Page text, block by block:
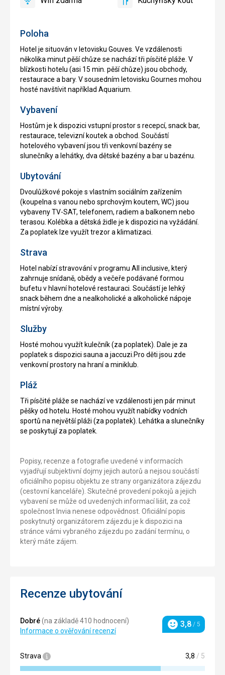
Poloha
Hotel je situován v letovisku Gouves. Ve vzdálenosti
několika minut pěší chůze se nachází tři písčité pláže. V
blízkosti hotelu (asi 15 min. pěší chůze) jsou obchody,
restaurace a bary. V sousedním letovisku Gournes mohou
hosté navštívit například Aquarium.
Vybavení
Hostům je k dispozici vstupní prostor s recepcí, snack bar,
restaurace, televizní koutek a obchod. Součástí
hotelového vybavení jsou tři venkovní bazény se
slunečníky a lehátky, dva dětské bazény a bar u bazénu.
Ubytování
Dvoulůžkové pokoje s vlastním sociálním zařízením
(koupelna s vanou nebo sprchovým koutem, WC) jsou
vybaveny TV-SAT, telefonem, radiem a balkonem nebo
terasou. Kolébka a dětská židle je k dispozici na vyžádání.
Za poplatek lze využít trezor a klimatizaci.
Strava
Hotel nabízí stravování v programu All inclusive, který
zahrnuje snídaně, obědy a večeře podávané formou
bufetu v hlavní hotelové restauraci. Součástí je lehký
snack během dne a nealkoholické a alkoholické nápoje
místní výroby.
Služby
Hosté mohou využít kulečník (za poplatek). Dale je za
poplatek s dispozici sauna a jaccuzi.Pro děti jsou zde
venkovní prostory na hraní a miniklub.
Pláž
Tři písčité pláže se nachází ve vzdálenosti jen pár minut
pěšky od hotelu. Hosté mohou využít nabídky vodních
sportů na největší pláži (za poplatek). Lehátka a slunečníky
se poskytují za poplatek.
Popisy, recenze a fotografie uvedené v informacích
vyjadřují subjektivní dojmy jejich autorů a nejsou součástí
oficiálního popisu objektu ze strany organizátora zájezdu
(cestovní kanceláře). Skutečné provedení pokojů a jejich
vybavení se může od uvedených informací lišit, za což
společnost Invia nenese odpovědnost. Oficiální popis
poskytnutý organizátorem zájezdu je k dispozici na
stránce vámi vybraného zájezdu po zadání termínu, o
který máte zájem.
Wifi
ano
Kuchyňský
ano
Recenze ubytování
Dobré(na základě 410 hodnocení)
Informace o ověřování recenzí
Hodnocení
3,8 / 5
Strava 3,8 / 5